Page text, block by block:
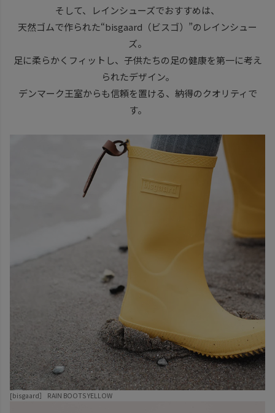
そして、レインシューズでおすすめは、
天然ゴムで作られた“bisgaard（ビスゴ）”のレインシュー
ズ。
足に柔らかくフィットし、子供たちの足の健康を第一に考え
られたデザイン。
デンマーク王室からも信頼を置ける、納得のクオリティで
す。
[bisgaard］ RAIN BOOTS YELLOW